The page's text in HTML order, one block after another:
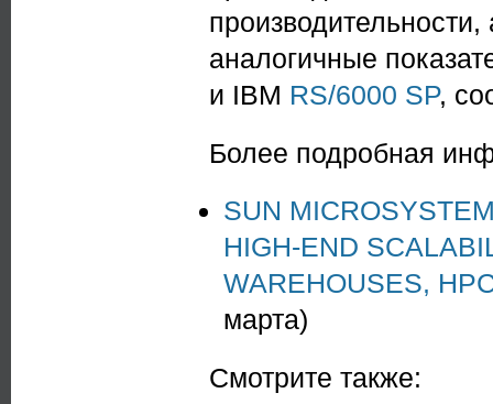
аналогичные
и IBM RS/6000 SP,
Более подробная
SUN
HIGH-END
WAREHOUSES,
марта)
Смотрите также: